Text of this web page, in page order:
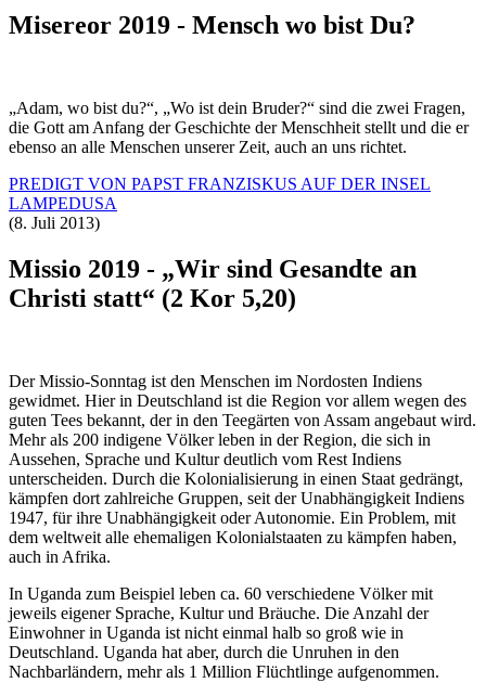
Misereor 2019 - Mensch wo bist Du?
„Adam, wo bist du?“, „Wo ist dein Bruder?“ sind die zwei Fragen,
die Gott am Anfang der Geschichte der Menschheit stellt und die er
ebenso an alle Menschen unserer Zeit, auch an uns richtet.
PREDIGT VON PAPST FRANZISKUS AUF DER INSEL
LAMPEDUSA
(8. Juli 2013)
Missio 2019 - „Wir sind Gesandte an
Christi statt“ (2 Kor 5,20)
Der Missio-Sonntag ist den Menschen im Nordosten Indiens
gewidmet. Hier in Deutschland ist die Region vor allem wegen des
guten Tees bekannt, der in den Teegärten von Assam angebaut wird.
Mehr als 200 indigene Völker leben in der Region, die sich in
Aussehen, Sprache und Kultur deutlich vom Rest Indiens
unterscheiden. Durch die Kolonialisierung in einen Staat gedrängt,
kämpfen dort zahlreiche Gruppen, seit der Unabhängigkeit Indiens
1947, für ihre Unabhängigkeit oder Autonomie. Ein Problem, mit
dem weltweit alle ehemaligen Kolonialstaaten zu kämpfen haben,
auch in Afrika.
In Uganda zum Beispiel leben ca. 60 verschiedene Völker mit
jeweils eigener Sprache, Kultur und Bräuche. Die Anzahl der
Einwohner in Uganda ist nicht einmal halb so groß wie in
Deutschland. Uganda hat aber, durch die Unruhen in den
Nachbarländern, mehr als 1 Million Flüchtlinge aufgenommen.